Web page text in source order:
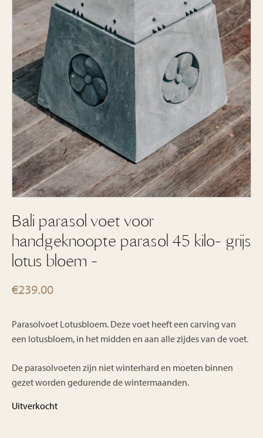
Bali parasol voet voor
handgeknoopte parasol 45 kilo- grijs
lotus bloem -
€239.00
Parasolvoet Lotusbloem. Deze voet heeft een carving van
een lotusbloem, in het midden en aan alle zijdes van de voet.
De parasolvoeten zijn niet winterhard en moeten binnen
gezet worden gedurende de wintermaanden.
Uitverkocht